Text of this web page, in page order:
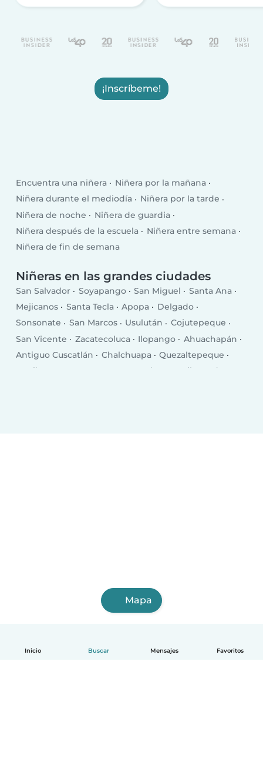
Inicio Buscar Mensajes Favoritos
¡Inscríbeme!
Encuentra una niñera
Niñera por la mañana
Niñera durante el mediodía
Niñera por la tarde
Niñera de noche
Niñera de guardia
Niñera después de la escuela
Niñera entre semana
Niñera de fin de semana
Niñeras en las grandes ciudades
San Salvador Soyapango San Miguel
Santa Ana
Mejicanos
Santa Tecla Apopa
Delgado
Sonsonate
San Marcos Usulután
Cojutepeque
San Vicente
Zacatecoluca Ilopango
Ahuachapán
Antiguo Cuscatlán
Chalchuapa
Quezaltepeque
Aguilares
Izalco
La Libertad
Mapa